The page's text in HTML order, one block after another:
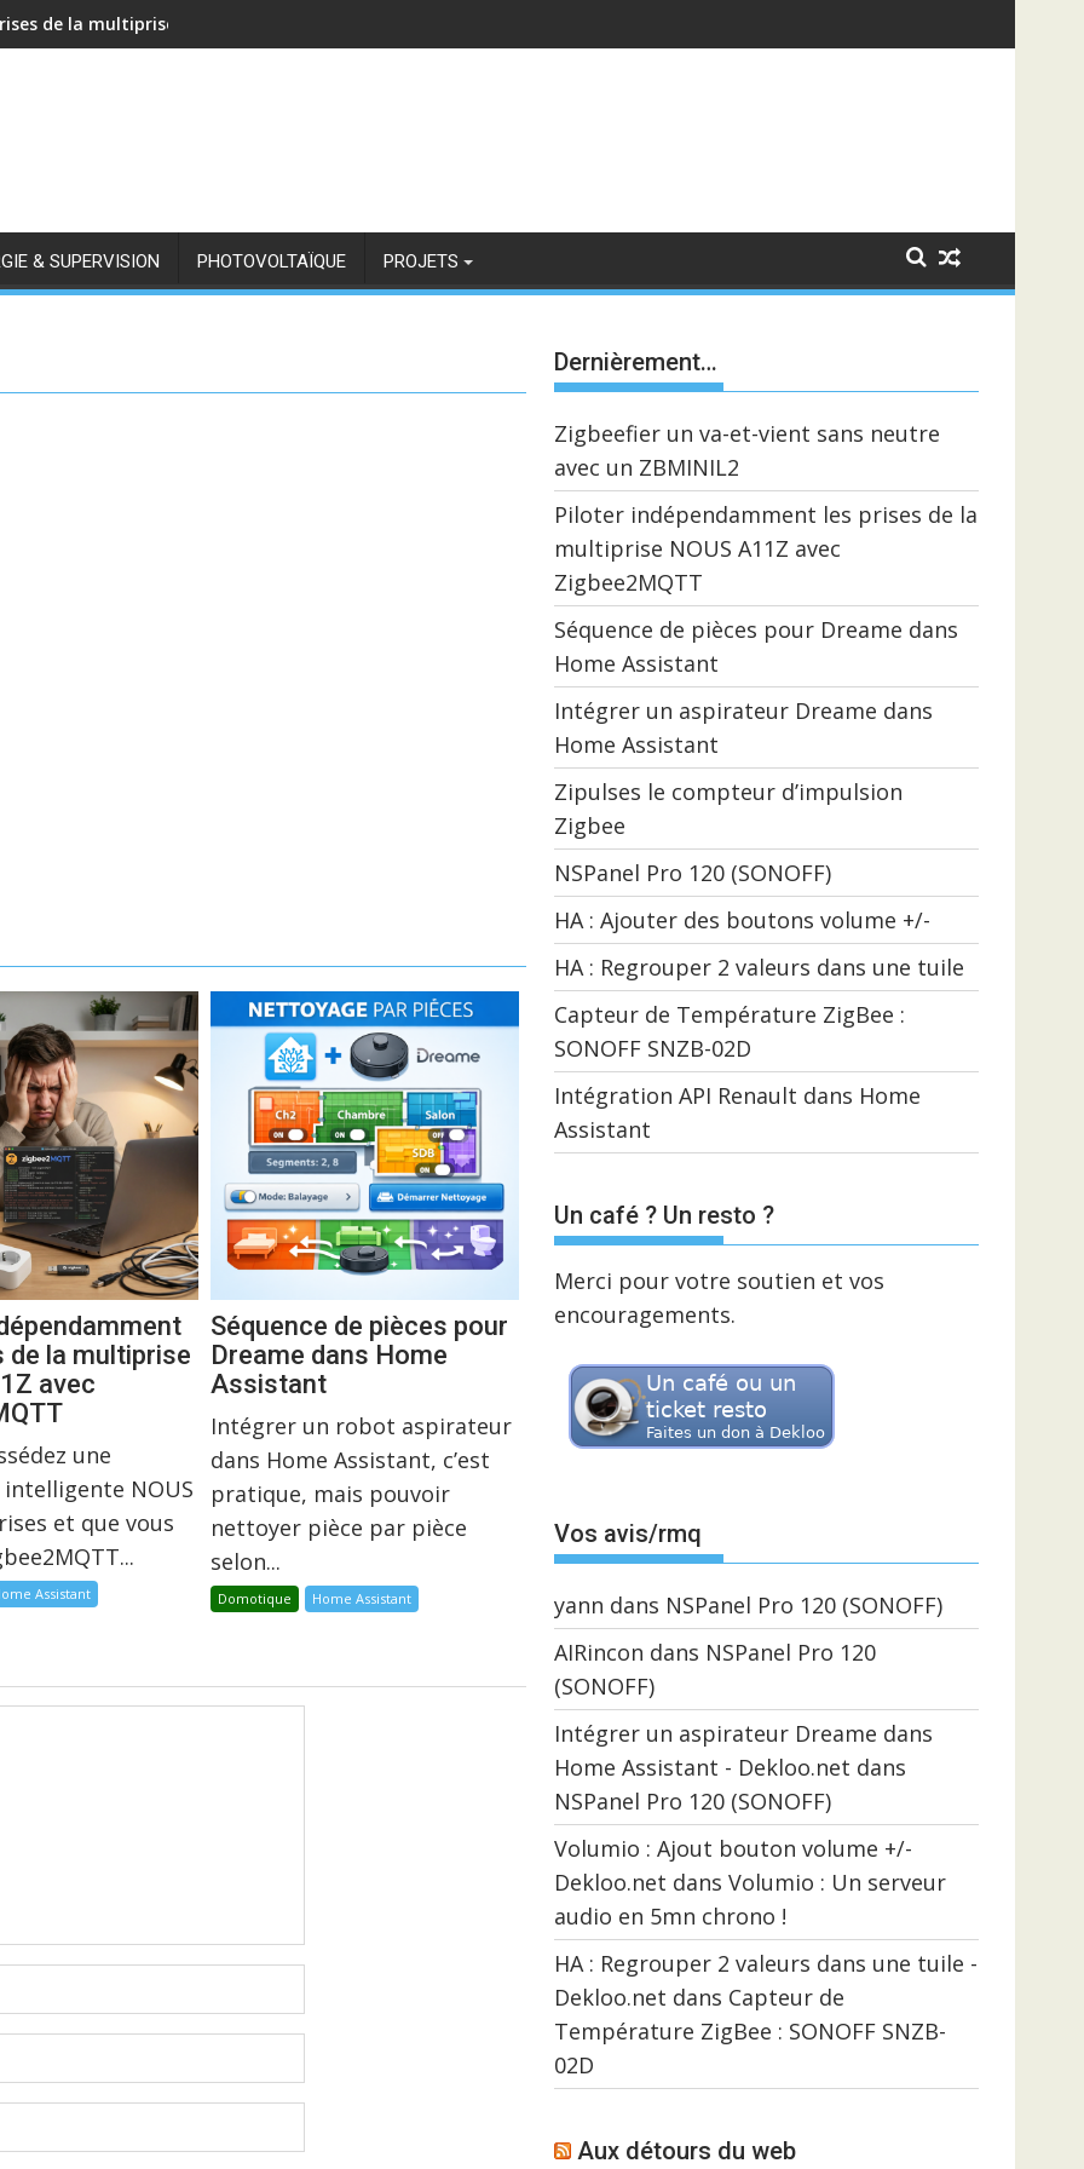
de la multiprise NOUS A11Z avec Zigbee2MQTT
& SUPERVISION PHOTOVOLTAÏQUE PROJETS
de la multiprise
avec
une
NOUS
et que vous
Assistant
Séquence de pièces pour
Dreame dans Home
Assistant
Intégrer un robot aspirateur
dans Home Assistant, c’est
pratique, mais pouvoir
nettoyer pièce par pièce
selon...
Domotique Home Assistant
Dernièrement…
Zigbeefier un va-et-vient sans neutre
avec un ZBMINIL2
Piloter indépendamment les prises de la
multiprise NOUS A11Z avec
Zigbee2MQTT
Séquence de pièces pour Dreame dans
Home Assistant
Intégrer un aspirateur Dreame dans
Home Assistant
Zipulses le compteur d’impulsion
Zigbee
NSPanel Pro 120 (SONOFF)
HA : Ajouter des boutons volume +/-
HA : Regrouper 2 valeurs dans une tuile
Capteur de Température ZigBee :
SONOFF SNZB-02D
Intégration API Renault dans Home
Assistant
Un café ? Un resto ?
Merci pour votre soutien et vos
encouragements.
Vos avis/rmq
yann dans NSPanel Pro 120 (SONOFF)
AIRincon dans NSPanel Pro 120
(SONOFF)
Intégrer un aspirateur Dreame dans
Home Assistant - Dekloo.net dans
NSPanel Pro 120 (SONOFF)
Volumio : Ajout bouton volume +/-
Dekloo.net dans Volumio : Un serveur
audio en 5mn chrono !
HA : Regrouper 2 valeurs dans une tuile -
Dekloo.net dans Capteur de
Température ZigBee : SONOFF SNZB-
02D
Aux détours du web